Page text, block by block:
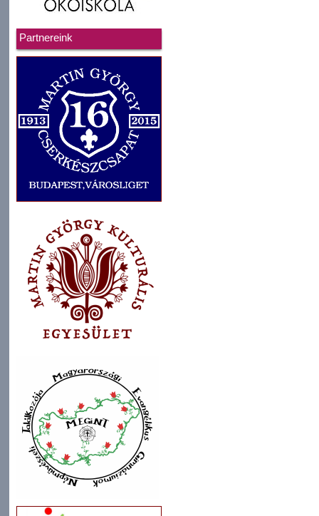
Partnereink